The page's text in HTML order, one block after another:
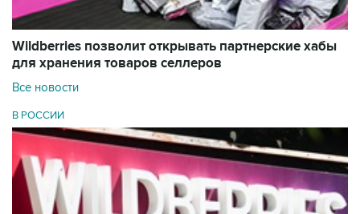
Wildberries позволит открывать партнерские хабы
для хранения товаров селлеров
Все новости
В РОССИИ